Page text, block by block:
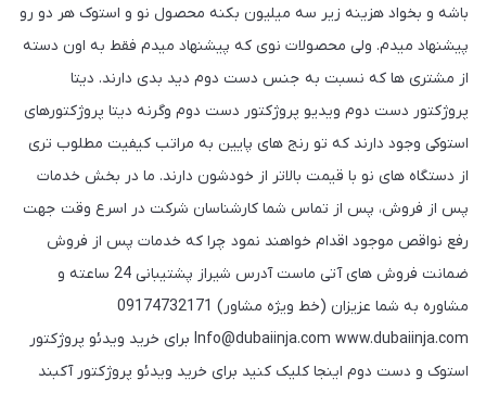
باشه و بخواد هزینه زیر سه میلیون بکنه محصول نو و استوک هر دو رو
پیشنهاد میدم. ولی محصولات نوی که پیشنهاد میدم فقط به اون دسته
از مشتری ها که نسبت به جنس دست دوم دید بدی دارند. دیتا
پروژکتور دست دوم ویدیو پروژکتور دست دوم وگرنه دیتا پروژکتورهای
استوکی وجود دارند که تو رنج های پایین به مراتب کیفیت مطلوب تری
از دستگاه های نو با قیمت بالاتر از خودشون دارند. ما در بخش خدمات
پس از فروش، پس از تماس شما کارشناسان شرکت در اسرع وقت جهت
رفع نواقص موجود اقدام خواهند نمود چرا که خدمات پس از فروش
ضمانت فروش های آتی ماست آدرس شیراز پشتیبانی 24 ساعته و
مشاوره به شما عزیزان (خط ویژه مشاور) 09174732171
Info@dubaiinja.com www.dubaiinja.com برای خرید ویدئو پروژکتور
استوک و دست دوم اینجا کلیک کنید برای خرید ویدئو پروژکتور آکبند